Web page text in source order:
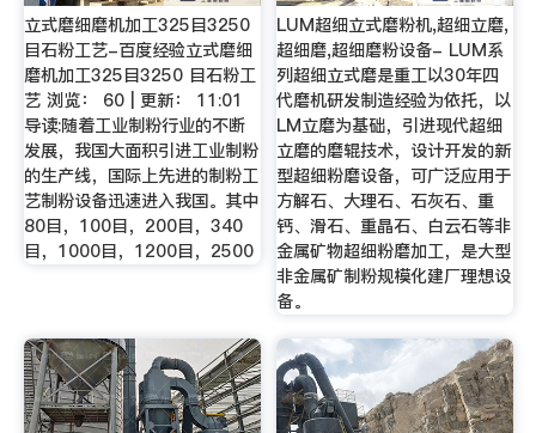
立式磨细磨机加工325目3250
目石粉工艺-百度经验立式磨细
磨机加工325目3250 目石粉工
艺 浏览： 60 | 更新： 11:01
导读:随着工业制粉行业的不断
发展，我国大面积引进工业制粉
的生产线，国际上先进的制粉工
艺制粉设备迅速进入我国。其中
80目，100目，200目，340
目，1000目，1200目，2500
LUM超细立式磨粉机,超细立磨,
超细磨,超细磨粉设备- LUM系
列超细立式磨是重工以30年四
代磨机研发制造经验为依托，以
LM立磨为基础，引进现代超细
立磨的磨辊技术，设计开发的新
型超细粉磨设备，可广泛应用于
方解石、大理石、石灰石、重
钙、滑石、重晶石、白云石等非
金属矿物超细粉磨加工，是大型
非金属矿制粉规模化建厂理想设
备。